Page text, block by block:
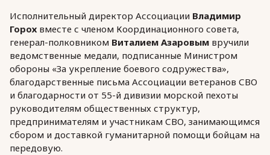
Исполнительный директор Ассоциации Владимир
Горохвместе с членом Координационного совета,
генерал-полковником Виталием Азаровым вручили
ведомственные медали, подписанные Министром
обороны «За укрепление боевого содружества»,
благодарственные письма Ассоциации ветеранов СВО
и благодарности от 55-й дивизии морской пехоты
руководителям общественных структур,
предпринимателям и участникам СВО, занимающимся
сбором и доставкой гуманитарной помощи бойцам на
передовую.